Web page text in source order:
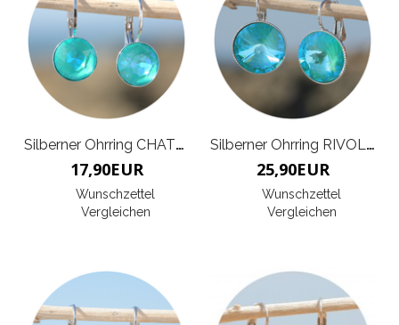
Silberner Ohrring CHATON
17,90EUR
Wunschzettel
Vergleichen
Silberner Ohrring RIVOLI G
25,90EUR
Wunschzettel
Vergleichen